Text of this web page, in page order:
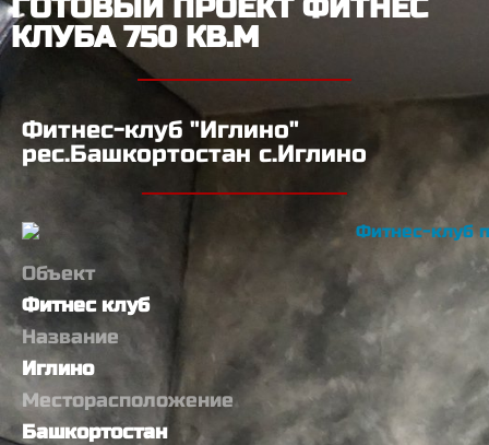
ГОТОВЫЙ ПРОЕКТ ФИТНЕС
КЛУБА 750 КВ.М
Фитнес-клуб "Иглино"
рес.Башкортостан с.Иглино
Объект
Фитнес клуб
Название
Иглино
Месторасположение
Башкортостан